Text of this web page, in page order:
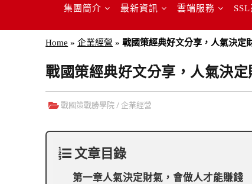
集團簡介 最新資訊 雲端服務
Home »企業經營 »戰國策經典好文分享，人氣決定
戰國策經典好文分享，人氣決
戰國策戰勝學院 / 企業經營
文章目錄
第一章人氣決定財氣，會做人才能賺錢